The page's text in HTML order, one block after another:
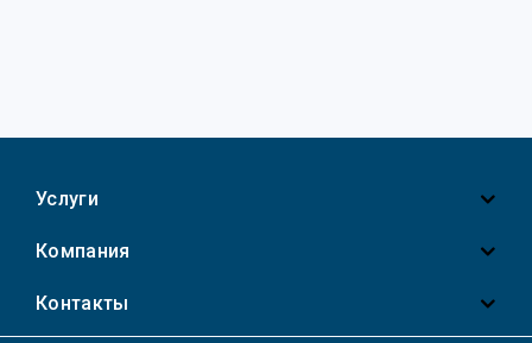
Услуги
Компания
Контакты